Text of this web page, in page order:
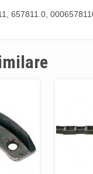
657811.0,